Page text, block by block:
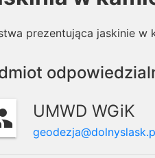
prezentująca jaskinie w
UMWD WGiK